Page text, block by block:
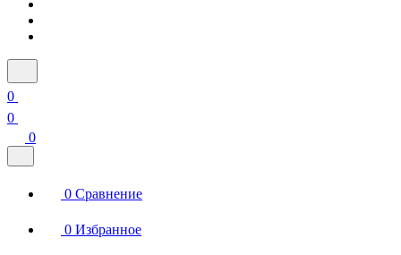
0
0
0
0 Сравнение
0 Избранное